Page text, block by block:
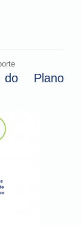
do Plano